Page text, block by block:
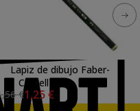
Lapiz de dibujo Faber-
Castell 5B, s. 9000
€1,25 €